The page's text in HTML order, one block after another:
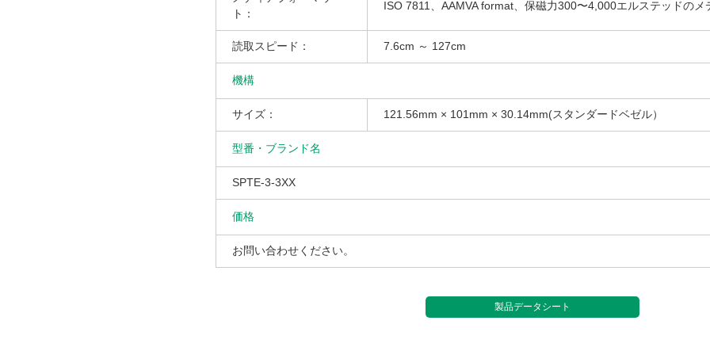
ト：
ISO 7811、AAMVA format、保磁力300〜4,000エルステッドのメ
読取スピード： 7.6cm ～ 127cm
機構
サイズ： 121.56mm × 101mm × 30.14mm(スタンダードベゼル）
型番・ブランド名
SPTE-3-3XX
価格
お問い合わせください。
製品データシート